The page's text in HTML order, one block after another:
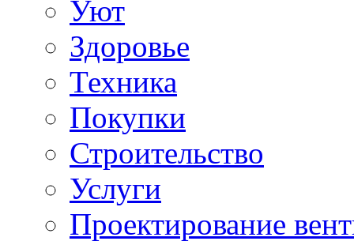
Уют
Здоровье
Техника
Покупки
Строительство
Услуги
Проектирование